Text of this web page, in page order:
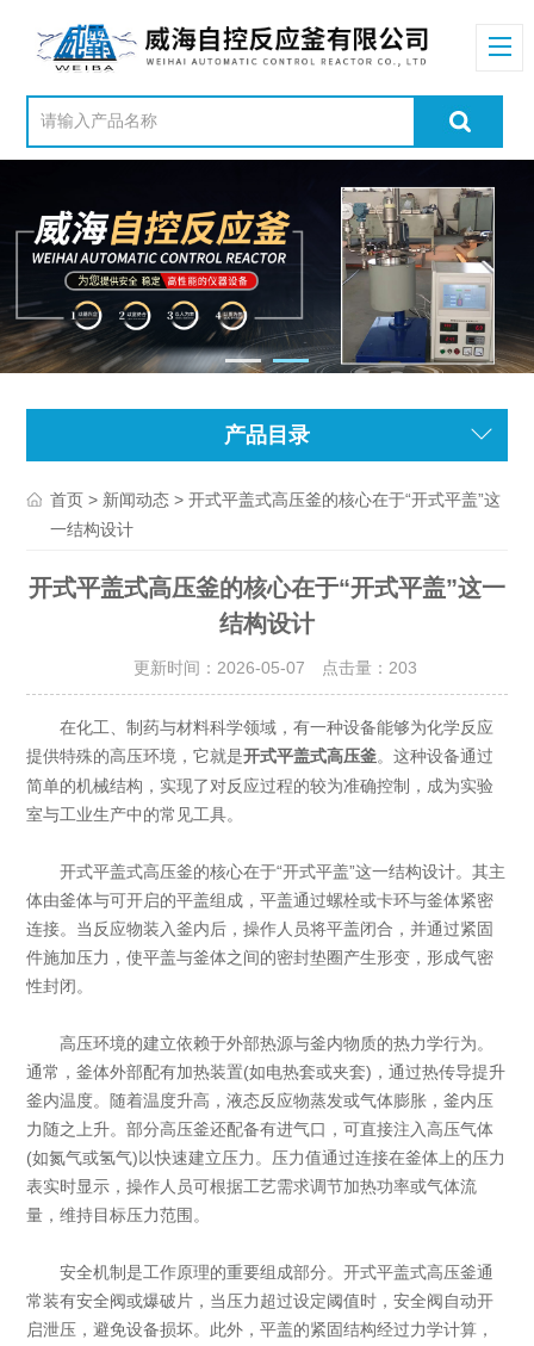
产品目录
首页 > 新闻动态 > 开式平盖式高压釜的核心在于“开式平盖”这
一结构设计
开式平盖式高压釜的核心在于“开式平盖”这一
结构设计
更新时间：2026-05-07 点击量： 203
在化工、制药与材料科学领域，有一种设备能够为化学反应
提供特殊的高压环境，它就是开式平盖式高压釜。这种设备通过
简单的机械结构，实现了对反应过程的较为准确控制，成为实验
室与工业生产中的常见工具。
开式平盖式高压釜的核心在于“开式平盖”这一结构设计。其主
体由釜体与可开启的平盖组成，平盖通过螺栓或卡环与釜体紧密
连接。当反应物装入釜内后，操作人员将平盖闭合，并通过紧固
件施加压力，使平盖与釜体之间的密封垫圈产生形变，形成气密
性封闭。
高压环境的建立依赖于外部热源与釜内物质的热力学行为。
通常，釜体外部配有加热装置(如电热套或夹套)，通过热传导提升
釜内温度。随着温度升高，液态反应物蒸发或气体膨胀，釜内压
力随之上升。部分高压釜还配备有进气口，可直接注入高压气体
(如氮气或氢气)以快速建立压力。压力值通过连接在釜体上的压力
表实时显示，操作人员可根据工艺需求调节加热功率或气体流
量，维持目标压力范围。
安全机制是工作原理的重要组成部分。开式平盖式高压釜通
常装有安全阀或爆破片，当压力超过设定阈值时，安全阀自动开
启泄压，避免设备损坏。此外，平盖的紧固结构经过力学计算，